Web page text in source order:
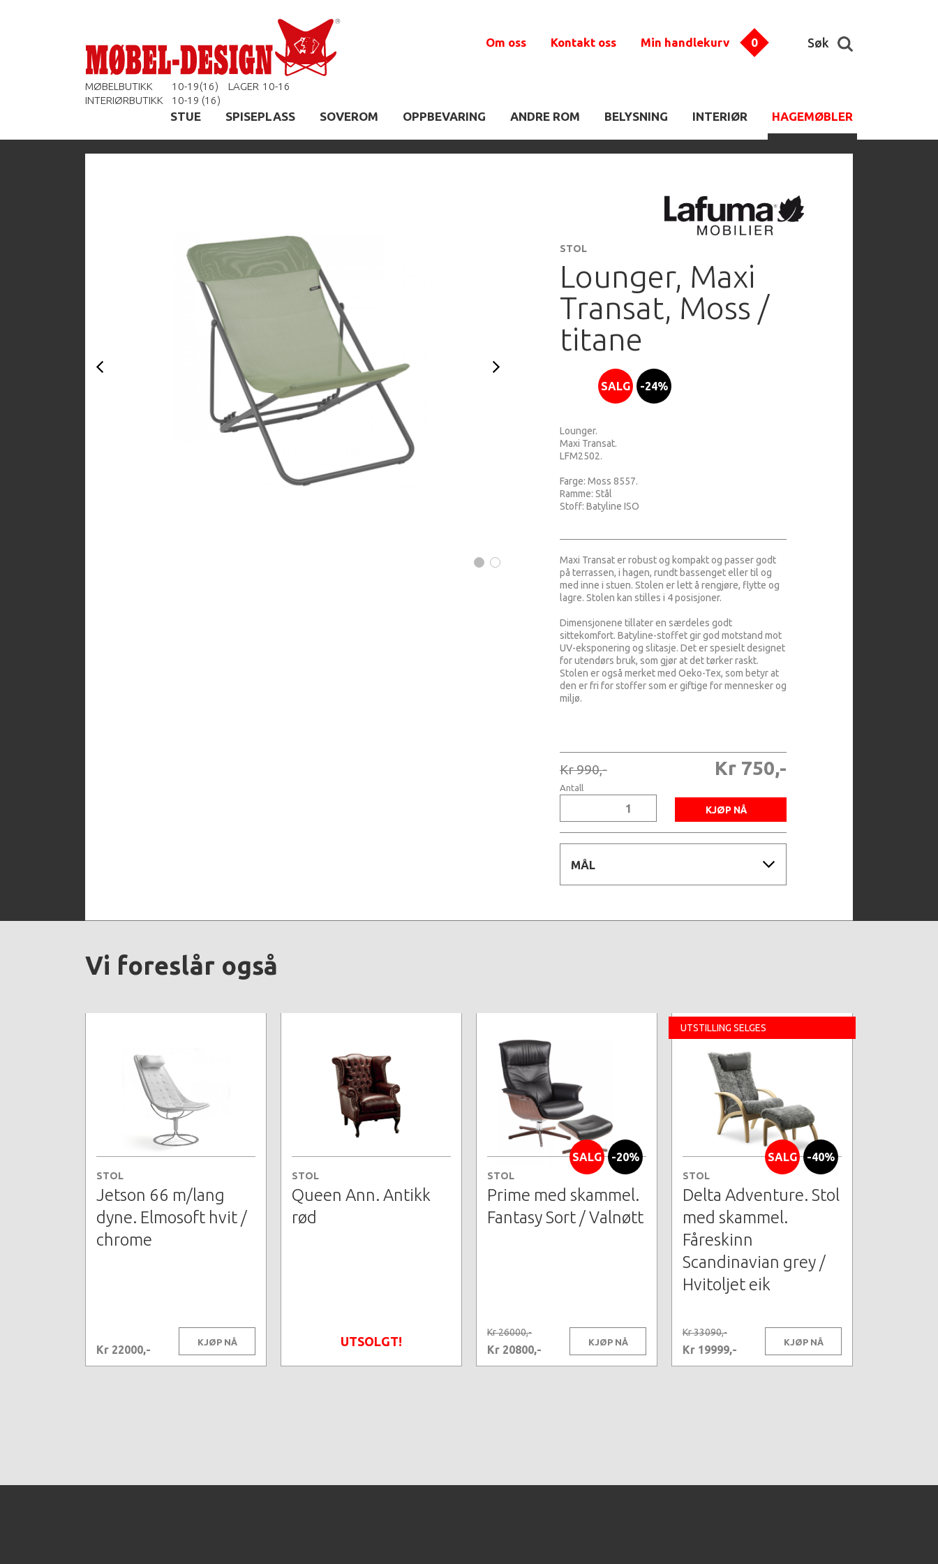
MØBELBUTIKK 10-19(16) LAGER 10-16
INTERIØRBUTIKK
10-19 (16)
Om oss Kontakt oss Min handlekurv 0 Søk
STUE SPISEPLASS SOVEROM OPPBEVARING ANDRE ROM BELYSNING INTERIØR HAGEMØBLER
STOL
Lounger, Maxi
Transat, Moss /
titane
SALG -24%
Lounger.
Maxi Transat.
LFM2502.
Farge: Moss 8557.
Ramme: Stål
Stoff: Batyline ISO
Maxi Transat er robust og kompakt og passer godt
på terrassen, i hagen, rundt bassenget eller til og
med inne i stuen. Stolen er lett å rengjøre, flytte og
lagre. Stolen kan stilles i 4 posisjoner.
Dimensjonene tillater en særdeles godt
sittekomfort. Batyline-stoffet gir god motstand mot
UV-eksponering og slitasje. Det er spesielt designet
for utendørs bruk, som gjør at det tørker raskt.
Stolen er også merket med Oeko-Tex, som betyr at
den er fri for stoffer som er giftige for mennesker og
miljø.
Kr 990,- Kr 750,-
Antall
MÅL
Vi foreslår også
STOL
Jetson 66 m/lang
dyne. Elmosoft hvit /
chrome
Kr 22000,-
KJØP NÅ
STOL
Queen Ann. Antikk
rød
UTSOLGT!
SALG -20%
STOL
Prime med skammel.
Fantasy Sort / Valnøtt
Kr 26000,-
Kr 20800,-
KJØP NÅ
UTSTILLING SELGES
SALG -40%
STOL
Delta Adventure. Stol
med skammel.
Fåreskinn
Scandinavian grey /
Hvitoljet eik
Kr 33090,-
Kr 19999,-
KJØP NÅ